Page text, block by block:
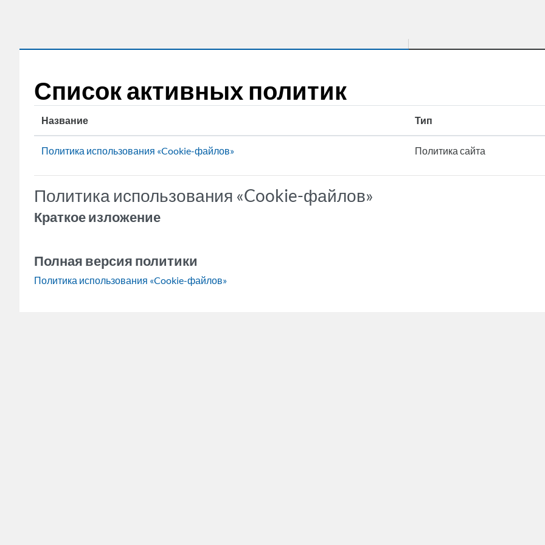
Список активных политик
Название Тип
Политика использования «Cookie-файлов» Политика сайта
Политика использования «Cookie-файлов»
Краткое изложение
Полная версия политики
Политика использования «Cookie-файлов»